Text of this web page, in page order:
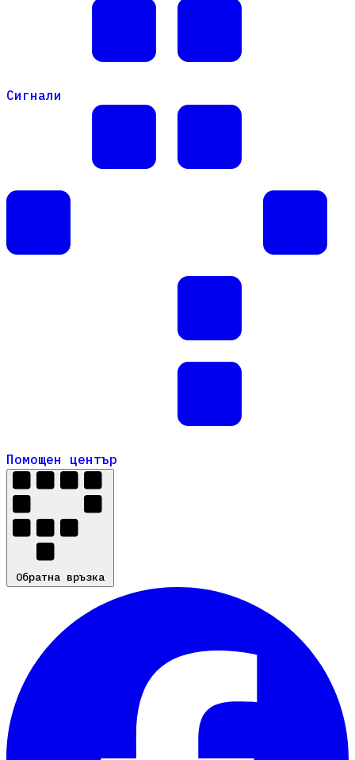
Сигнали
Помощен център
Помощен център
Обратна връзка
Обратна връзка